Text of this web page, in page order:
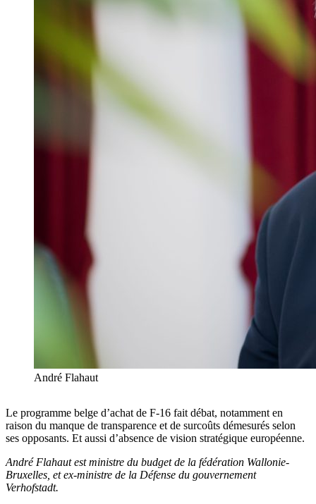
André Flahaut
Le programme belge d’achat de F-16 fait débat, notamment en
raison du manque de transparence et de surcoûts démesurés selon
ses opposants. Et aussi d’absence de vision stratégique européenne.
André Flahaut est ministre du budget de la fédération Wallonie-
Bruxelles, et ex-ministre de la Défense du gouvernement
Verhofstadt.